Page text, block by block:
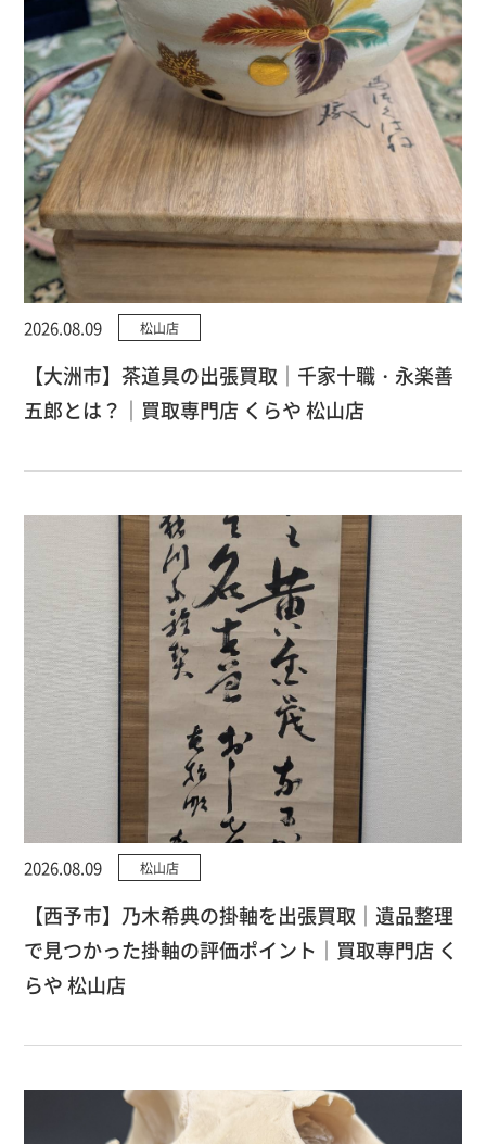
2026.08.09 松山店
【大洲市】茶道具の出張買取｜千家十職・永楽善
五郎とは？｜買取専門店 くらや 松山店
2026.08.09 松山店
【西予市】乃木希典の掛軸を出張買取｜遺品整理
で見つかった掛軸の評価ポイント｜買取専門店 く
らや 松山店